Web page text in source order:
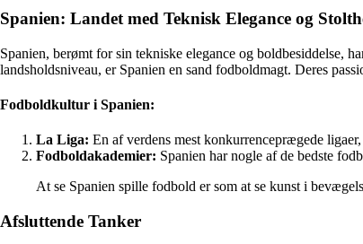
Spanien: Landet med Teknisk Elegance og
Spanien, berømt for sin tekniske elegance og boldbesiddelse,
landsholdsniveau, er Spanien en sand fodboldmagt. Deres
Fodboldkultur i Spanien:
La Liga: En af verdens mest konkurrenceprægede
Fodboldakademier: Spanien har nogle af de bedste
At se Spanien spille fodbold er som at se kunst i
Afsluttende Tanker